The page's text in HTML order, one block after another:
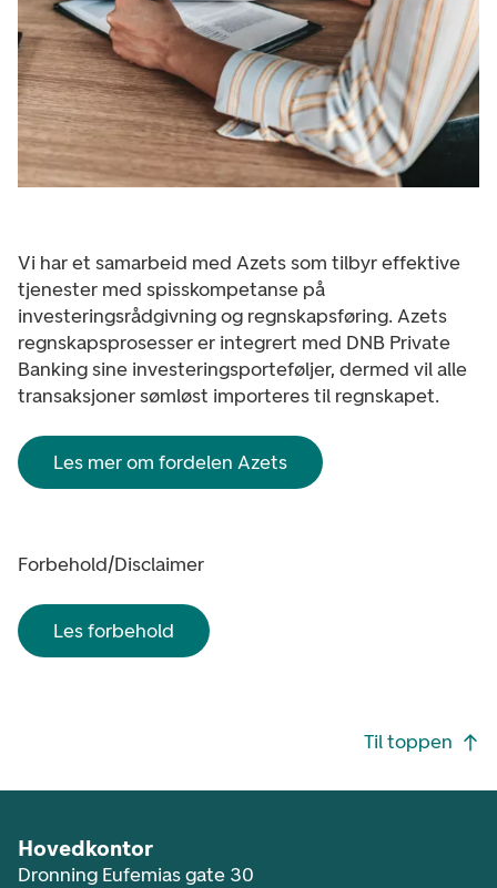
Vi har et samarbeid med Azets som tilbyr effektive
tjenester med spisskompetanse på
investeringsrådgivning og regnskapsføring. Azets
regnskapsprosesser er integrert med DNB Private
Banking sine investeringsporteføljer, dermed vil alle
transaksjoner sømløst importeres til regnskapet.
Les mer om fordelen Azets
Forbehold/Disclaimer
Les forbehold
Til toppen
Hovedkontor
Dronning Eufemias gate 30